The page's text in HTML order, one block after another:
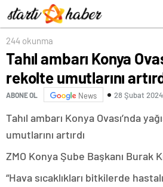
244 okunma
Tahıl ambarı Konya
rekolte umutlarını
ABONE OL News 28 Şubat
Tahıl ambarı Konya Ovası’nda
umutlarını artırdı
ZMO Konya Şube Başkanı Burak
“Hava sıcaklıkları bitkilerde